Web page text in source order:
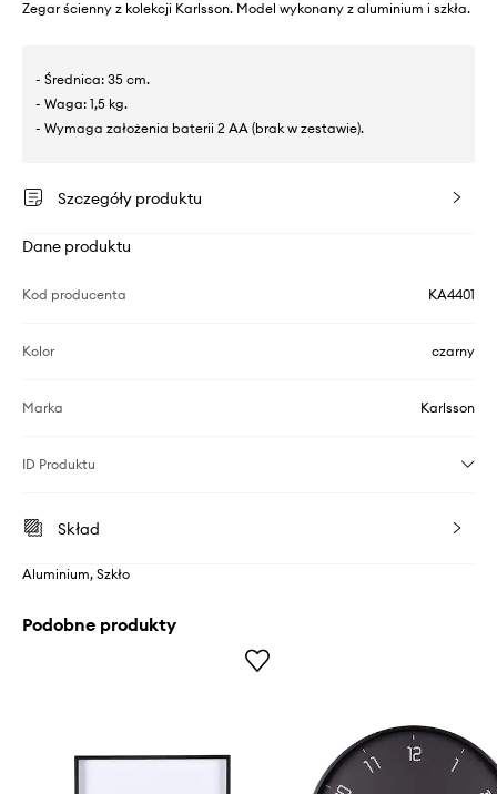
Zegar ścienny z kolekcji Karlsson. Model wykonany z aluminium i szkła.
- Średnica: 35 cm.
- Waga: 1,5 kg.
- Wymaga założenia baterii 2 AA (brak w zestawie).
Szczegóły produktu
Dane produktu
Kod producenta KA4401
Kolor czarny
Marka Karlsson
ID Produktu
Skład
Aluminium, Szkło
Podobne produkty